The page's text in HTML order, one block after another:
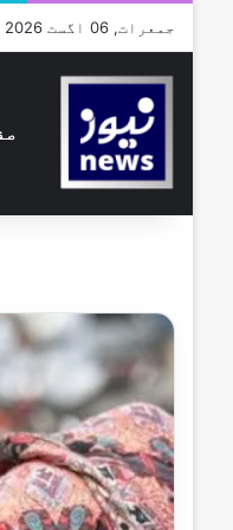
جمعرات, 06 اگست 2026 - GMT+0500 - 19:16:14